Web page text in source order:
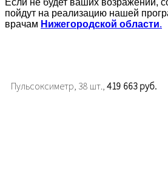
пойдут на реализацию нашей
врачам Нижегородской области.
Пульсоксиметр, 38 шт., 419 663 руб.